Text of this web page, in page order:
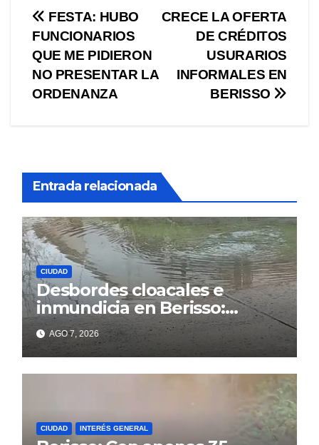
Navegación
de
entradas
CRECE LA OFERTA
DE CRÉDITOS
USURARIOS
INFORMALES EN
BERISSO
FESTA: HUBO
FUNCIONARIOS
QUE ME PIDIERON
NO PRESENTAR LA
ORDENANZA
Entrada relacionada
CIUDAD
Desbordes cloacales e
inmundicia en Berisso:
colapso de la red en la calle
14AGO 7, 2026
CIUDAD INTERÉS GENERAL